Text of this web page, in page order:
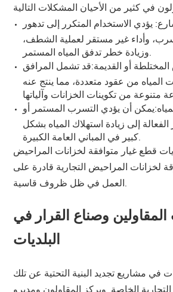
يؤدي الاستخدام المتكرر إلى تدهور
وأداء غير مستقر لعملية الشطف،
أو القديمة:قد تشمل المرافق
المياه من عقود متعددة، مما ينتج عنه
يمكن أن يؤدي التسرب المستمر أو
إلى زيادة استهلاك المياه بشكل
قطع غيار متوافقة لخزانات المراحيض
لخزانات المراحيض التجارية قادرة على
العمل في ظل ظروف قاسية.
المقاولين وصناع القرار في
البلديات
في مشاريع تجديد البنية التحتية عن تلك
التجارية الخاصة. ويركز المقاولون ومديرو